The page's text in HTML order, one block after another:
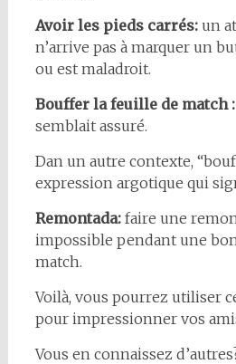
Avoir les pieds carrés:un
n’arrive pas à marquer un
ou est maladroit.
Bouffer la feuille de match :
semblait assuré.
Dan un autre contexte,
expression argotique qui
Remontada:faire une
impossible pendant une
match.
Voilà, vous pourrez utiliser
pour impressionner vos
Vous en connaissez